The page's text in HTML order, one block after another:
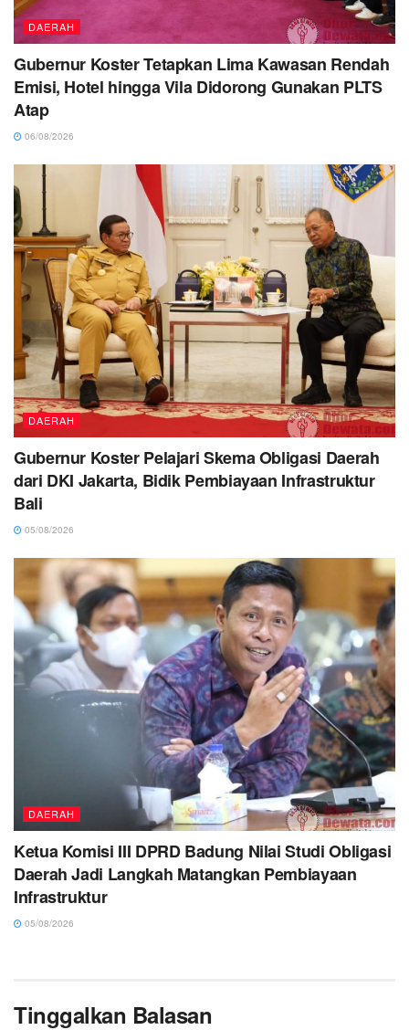
DAERAH
Gubernur Koster Tetapkan Lima Kawasan Rendah
Emisi, Hotel hingga Vila Didorong Gunakan PLTS
Atap
06/08/2026
DAERAH
Gubernur Koster Pelajari Skema Obligasi Daerah
dari DKI Jakarta, Bidik Pembiayaan Infrastruktur
Bali
05/08/2026
DAERAH
Ketua Komisi III DPRD Badung Nilai Studi Obligasi
Daerah Jadi Langkah Matangkan Pembiayaan
Infrastruktur
05/08/2026
Tinggalkan Balasan